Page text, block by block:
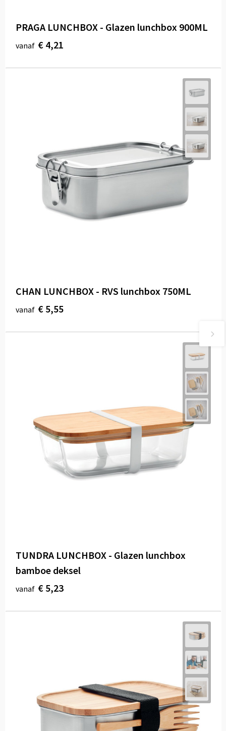
PRAGA LUNCHBOX - Glazen lunchbox 900ML
vanaf € 4,21
CHAN LUNCHBOX - RVS lunchbox 750ML
vanaf € 5,55
TUNDRA LUNCHBOX - Glazen lunchbox
bamboe deksel
vanaf € 5,23